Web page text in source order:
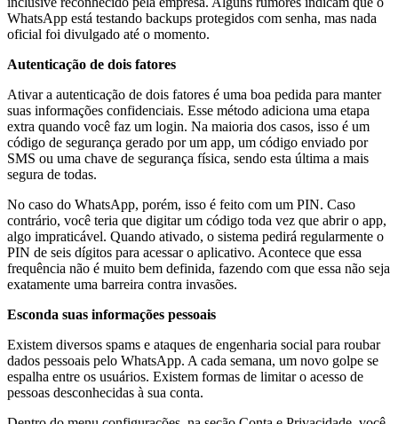
WhatsApp está testando backups protegidos com senha, mas nada
oficial foi divulgado até o momento.
Autenticação de dois fatores
Ativar a autenticação de dois fatores é uma boa pedida para manter
suas informações confidenciais. Esse método adiciona uma etapa
extra quando você faz um login. Na maioria dos casos, isso é um
código de segurança gerado por um app, um código enviado por
SMS ou uma chave de segurança física, sendo esta última a mais
segura de todas.
No caso do WhatsApp, porém, isso é feito com um PIN. Caso
contrário, você teria que digitar um código toda vez que abrir o app,
algo impraticável. Quando ativado, o sistema pedirá regularmente o
PIN de seis dígitos para acessar o aplicativo. Acontece que essa
frequência não é muito bem definida, fazendo com que essa não seja
exatamente uma barreira contra invasões.
Esconda suas informações pessoais
Existem diversos spams e ataques de engenharia social para roubar
dados pessoais pelo WhatsApp. A cada semana, um novo golpe se
espalha entre os usuários. Existem formas de limitar o acesso de
pessoas desconhecidas à sua conta.